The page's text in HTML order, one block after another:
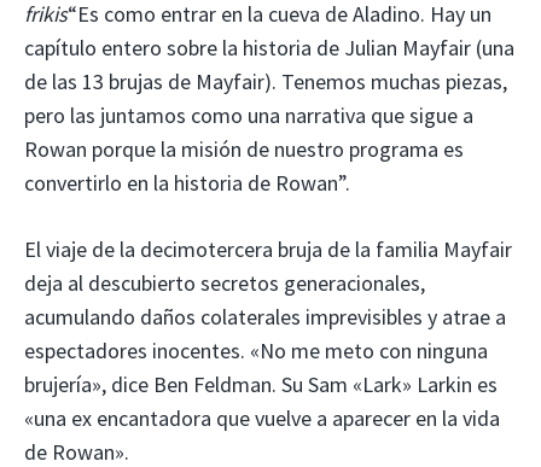
frikis“Es como entrar en la cueva de Aladino. Hay un
capítulo entero sobre la historia de Julian Mayfair (una
de las 13 brujas de Mayfair). Tenemos muchas piezas,
pero las juntamos como una narrativa que sigue a
Rowan porque la misión de nuestro programa es
convertirlo en la historia de Rowan”.
El viaje de la decimotercera bruja de la familia Mayfair
deja al descubierto secretos generacionales,
acumulando daños colaterales imprevisibles y atrae a
espectadores inocentes. «No me meto con ninguna
brujería», dice Ben Feldman. Su Sam «Lark» Larkin es
«una ex encantadora que vuelve a aparecer en la vida
de Rowan».